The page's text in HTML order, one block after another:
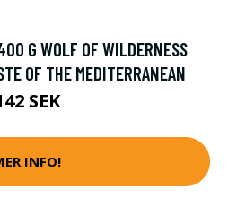
G WOLF OF WILDERNESS
OF THE MEDITERRANEAN
SEK
INFO!